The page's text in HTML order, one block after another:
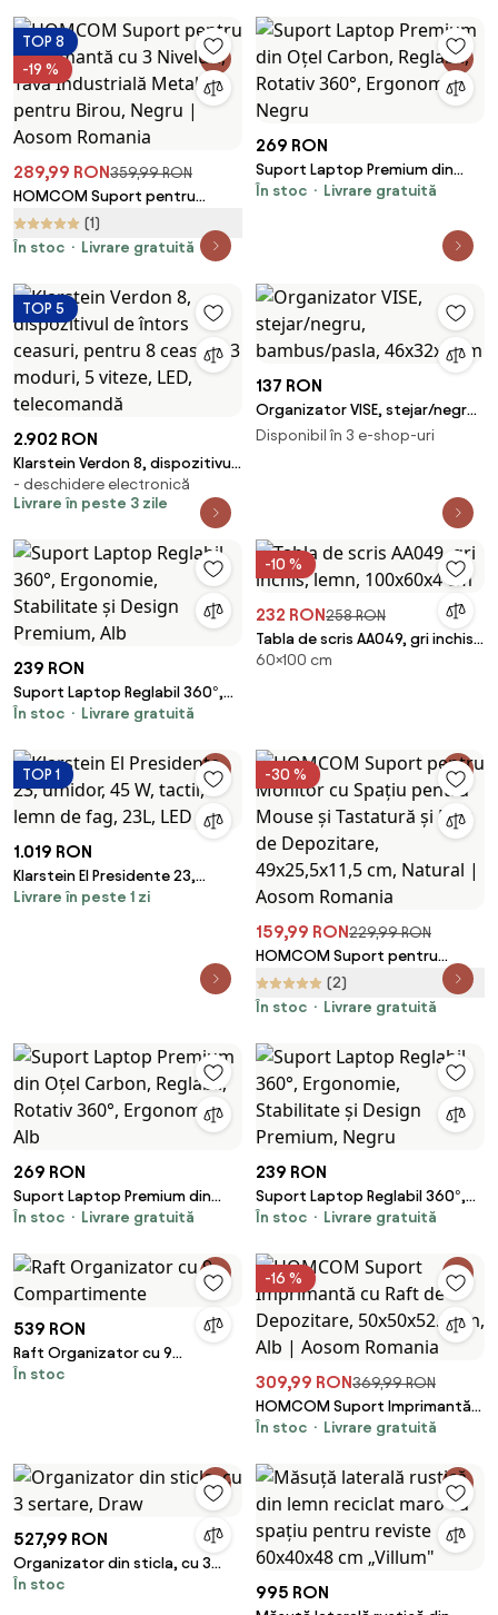
TOP 8
-19 %
289,99 RON359,99 RON
HOMCOM Suport pentru
Imprimantă cu 3 Niveluri, Tavă
Industrială Metalică pentru
Birou, Negru | Aosom Romania
(1)
În stoc
Livrare gratuită
269 RON
Suport Laptop Premium din
Oțel Carbon, Reglabil, Rotativ
În stoc Livrare gratuită
TOP 5
2.902 RON
Klarstein Verdon 8, dispozitivul
de întors ceasuri, pentru 8
ceasuri, 3 moduri, 5 viteze, LED,
- deschidere electronică
Livrare în peste 3 zile
137 RON
Organizator VISE, stejar/negru,
bambus/pasla, 46x32x7 cm
Disponibil în 3 e-shop-uri
239 RON
Suport Laptop Reglabil 360°,
Ergonomie, Stabilitate și
În stoc Livrare gratuită
-10 %
232 RON258 RON
Tabla de scris AA049, gri inchis,
lemn, 100x60x4 cm
60×100 cm
TOP 1
1.019 RON
Klarstein El Presidente 23,
umidor, 45 W, tactil, lemn de
Livrare în peste 1 zi
-30 %
159,99 RON229,99 RON
HOMCOM Suport pentru
Monitor cu Spațiu pentru
Mouse și Tastatură și Raft de
Natural | Aosom Romania
(2)
În stoc
Livrare gratuită
269 RON
Suport Laptop Premium din
Oțel Carbon, Reglabil, Rotativ
În stoc Livrare gratuită
239 RON
Suport Laptop Reglabil 360°,
Ergonomie, Stabilitate și
În stoc Livrare gratuită
539 RON
Raft Organizator cu 9
Compartimente
În stoc
-16 %
309,99 RON369,99 RON
HOMCOM Suport Imprimantă
cu Raft de Depozitare,
Romania
În stoc Livrare gratuită
527,99 RON
Organizator din sticla, cu 3
sertare, Draw
În stoc 995 RON